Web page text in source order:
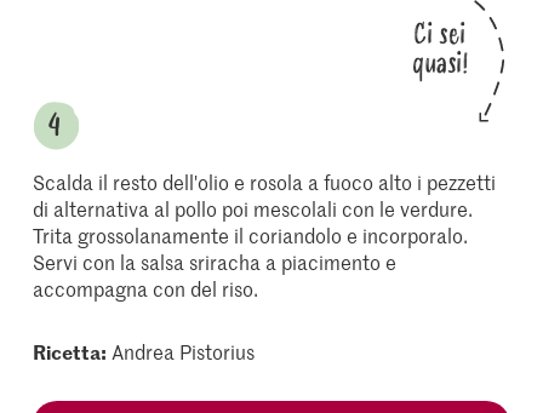
Ci sei
quasi!
Scalda il resto dell'olio e rosola a fuoco alto i pezzetti
di alternativa al pollo poi mescolali con le verdure.
Trita grossolanamente il coriandolo e incorporalo.
Servi con la salsa sriracha a piacimento e
accompagna con del riso.
Ricetta: Andrea Pistorius